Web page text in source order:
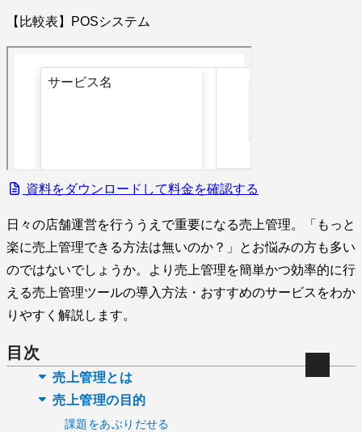
【比較表】POSシステム
資料をダウンロードして料金を確認する
日々の店舗運営を行ううえで重要になる売上管理。「もっと
楽に売上管理できる方法は無いのか？」とお悩みの方も多い
のではないでしょうか。より売上管理を簡単かつ効率的に行
える売上管理ツールの導入方法・おすすめのサービスをわか
りやすく解説します。
目次
売上管理とは
売上管理の目的
課題をあぶりだせる